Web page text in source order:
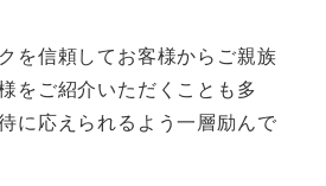
を信頼してお客様からご親族
をご紹介いただくことも多
に応えられるよう一層励んで